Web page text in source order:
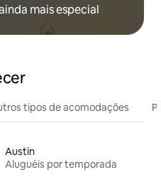
mais especial
tipos de acomodações
Austin
Aluguéis por temporada